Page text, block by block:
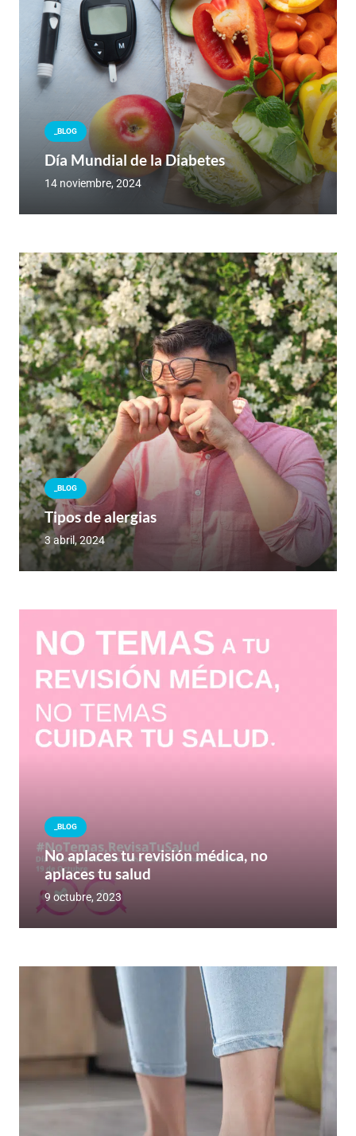
_BLOG
Día Mundial de la Diabetes
14 noviembre, 2024
_BLOG
Tipos de alergias
3 abril, 2024
_BLOG
No aplaces tu revisión médica, no
aplaces tu salud
9 octubre, 2023